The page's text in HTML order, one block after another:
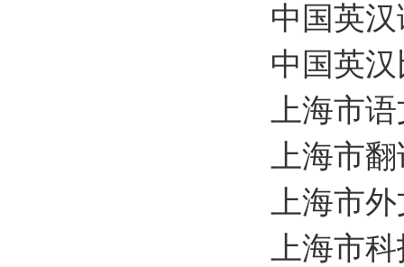
中国英
中国英
上海市
上海市
上海市
上海市